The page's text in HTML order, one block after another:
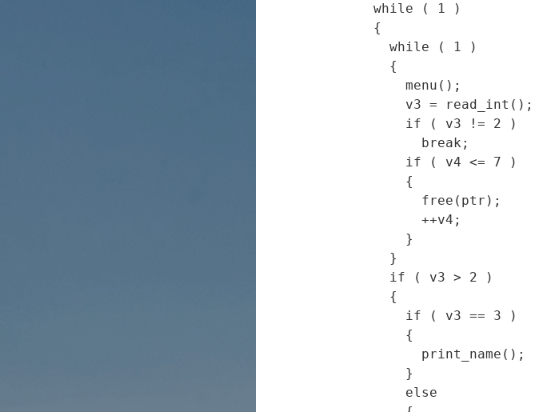
  while ( 1 )
  {
    while ( 1 )
    {
      menu();
      v3 = read_int();
      if ( v3 != 2 )
        break;
      if ( v4 <= 7 )
      {
        free(ptr);
        ++v4;
      }
    }
    if ( v3 > 2 )
    {
      if ( v3 == 3 )
      {
        print_name();
      }
      else